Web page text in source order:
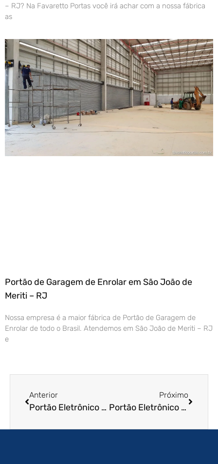
– RJ? Na Favaretto Portas você irá achar com a nossa fábrica
as
Portão de Garagem de Enrolar em São João de
Meriti – RJ
Nossa empresa é a maior fábrica de Portão de Garagem de
Enrolar de todo o Brasil. Atendemos em São João de Meriti – RJ
e
Anterior
Portão Eletrônico de Enrolar em Lencois Paulista – SP
Próximo
Portão Eletrônico de Enrolar em Vitoria – ES